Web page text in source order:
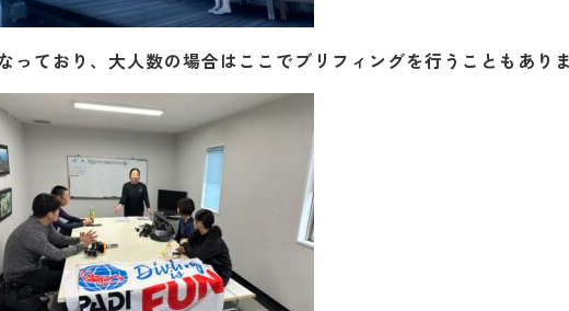
っており、大人数の場合はここでブリフィングを行うこともあり